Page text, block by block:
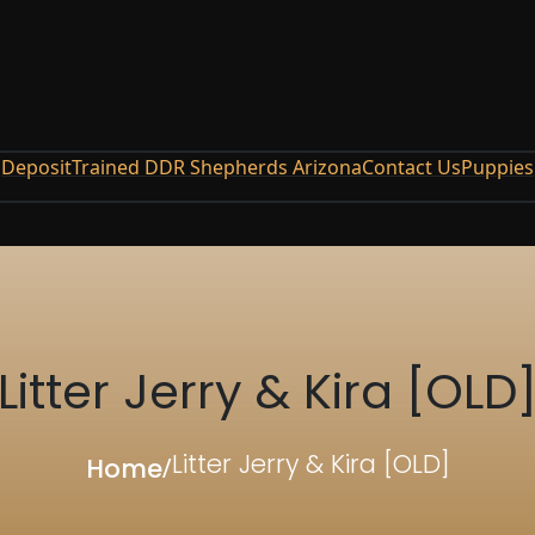
DepositTrained DDR Shepherds ArizonaContact UsPuppies
Litter Jerry & Kira
Home/Litter Jerry & Kira [OLD]